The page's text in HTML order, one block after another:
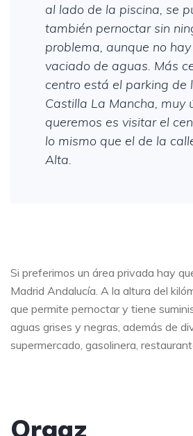
al lado de la piscina, se
también pernoctar sin
problema, aunque no
vaciado de aguas. Más
centro está el parking de
Castilla La Mancha, muy
queremos es visitar el
lo mismo que el de la
Alta.
Si preferimos un área privada hay
Madrid Andalucía. A la altura del
que permite pernoctar y tiene
aguas grises y negras, además de
supermercado, gasolinera,
Orgaz